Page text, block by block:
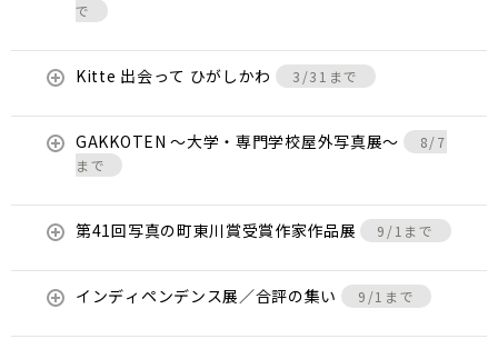
で
Kitte 出会って ひがしかわ 3/31まで
GAKKOTEN ～大学・専門学校屋外写真展～
8/7
まで
第41回写真の町東川賞受賞作家作品展 9/1まで
インディペンデンス展／合評の集い 9/1まで